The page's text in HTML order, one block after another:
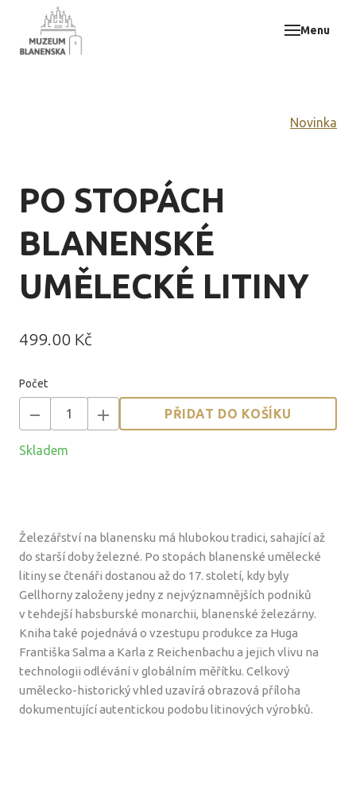
Menu
Novinka
PO STOPÁCH
BLANENSKÉ
UMĚLECKÉ LITINY
Cena:
499.00 Kč
Počet
PŘIDAT DO KOŠÍKU
Skladem
Železářství na blanensku má hlubokou tradici, sahající až
do starší doby železné. Po stopách blanenské umělecké
litiny se čtenáři dostanou až do 17. století, kdy byly
Gellhorny založeny jedny z nejvýznamnějších podniků
v tehdejší habsburské monarchii, blanenské železárny.
Kniha také pojednává o vzestupu produkce za Huga
Františka Salma a Karla z Reichenbachu a jejich vlivu na
technologii odlévání v globálním měřítku. Celkový
umělecko-historický vhled uzavírá obrazová příloha
dokumentující autentickou podobu litinových výrobků.